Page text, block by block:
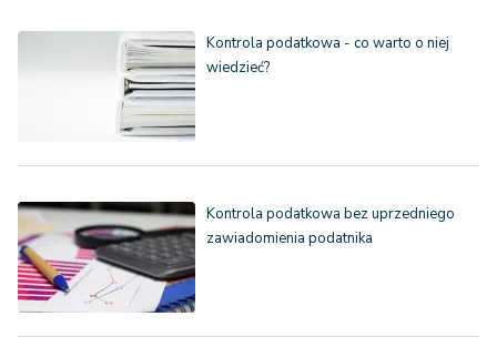
Kontrola podatkowa - co warto o niej
wiedzieć?
Kontrola podatkowa bez uprzedniego
zawiadomienia podatnika